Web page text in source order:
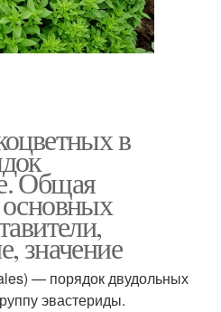
в
Общая
основных
значение
— порядок двудольных
эвастериды.